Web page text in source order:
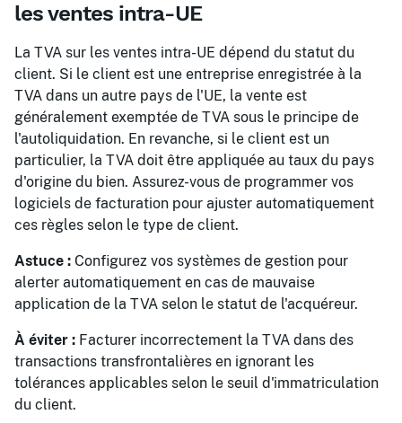
les ventes intra-UE
La TVA sur les ventes intra-UE dépend du statut du
client. Si le client est une entreprise enregistrée à la
TVA dans un autre pays de l'UE, la vente est
généralement exemptée de TVA sous le principe de
l'autoliquidation. En revanche, si le client est un
particulier, la TVA doit être appliquée au taux du pays
d'origine du bien. Assurez-vous de programmer vos
logiciels de facturation pour ajuster automatiquement
ces règles selon le type de client.
Astuce : Configurez vos systèmes de gestion pour
alerter automatiquement en cas de mauvaise
application de la TVA selon le statut de l'acquéreur.
À éviter : Facturer incorrectement la TVA dans des
transactions transfrontalières en ignorant les
tolérances applicables selon le seuil d'immatriculation
du client.